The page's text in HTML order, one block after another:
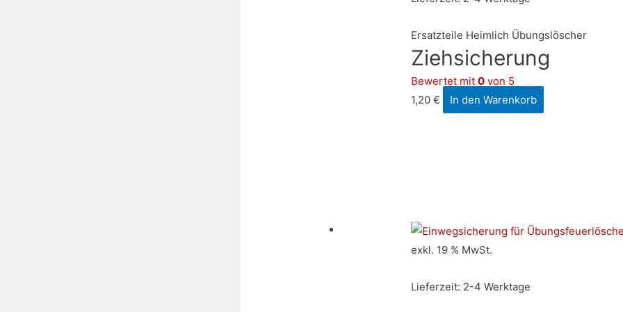
Ersatzteile Heimlich Übungslöscher
Ziehsicherung
Bewertet mit0 von 5
1,20€ In den Warenkorb
exkl. 19 % MwSt.
Lieferzeit: 2-4 Werktage